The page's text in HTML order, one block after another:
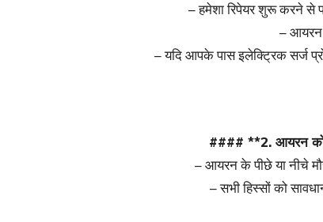
– हमेशा रिपेयर शुरू करने से
– आयरन
– यदि आपके पास इलेक्ट्रिक सर्ज
#### **2. आयरन
– आयरन के पीछे या नीचे
– सभी हिस्सों को